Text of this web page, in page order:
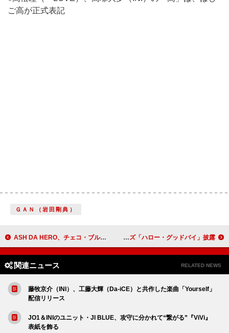
ご高が正式表記
ＧＡＮ（岩田剛典）
ASH DA HERO、チェコ・ブルノで開催された【Animefest 2026】の公式レポート到着 ポール・マッカートニー、米番組『ザ・レイト・ショー』最終回でザ・ビートルズ「ハロー・グッドバイ」披露
関連ニュース RELATED NEWS
藤牧京介（INI）、工藤大輝（Da-iCE）と共作した楽曲「Yourself」
配信リリース
JO1＆INIのユニット・JI BLUE、攻守に分かれて“繋がる”『ViVi』
表紙を飾る